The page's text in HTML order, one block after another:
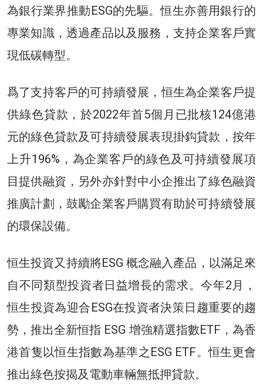
為銀行業界推動ESG的先驅。恒生亦善用銀行的
專業知識，透過產品以及服務，支持企業客戶實
現低碳轉型。
爲了支持客戶的可持續發展，恒生為企業客戶提
供綠色貸款，於2022年首5個月已批核124億港
元的綠色貸款及可持續發展表現掛鈎貸款，按年
上升196%，為企業客戶的綠色及可持續發展項
目提供融資，另外亦針對中小企推出了綠色融資
推廣計劃，鼓勵企業客戶購買有助於可持續發展
的環保設備。
恒生投資又持續將ESG 概念融入產品，以滿足來
自不同類型投資者日益增長的需求。今年2月，
恒生投資為迎合ESG在投資者決策日趨重要的趨
勢，推出全新恒指 ESG 增強精選指數ETF，為香
港首隻以恒生指數為基準之ESG ETF。恒生更會
推出綠色按揭及電動車輛無抵押貸款。